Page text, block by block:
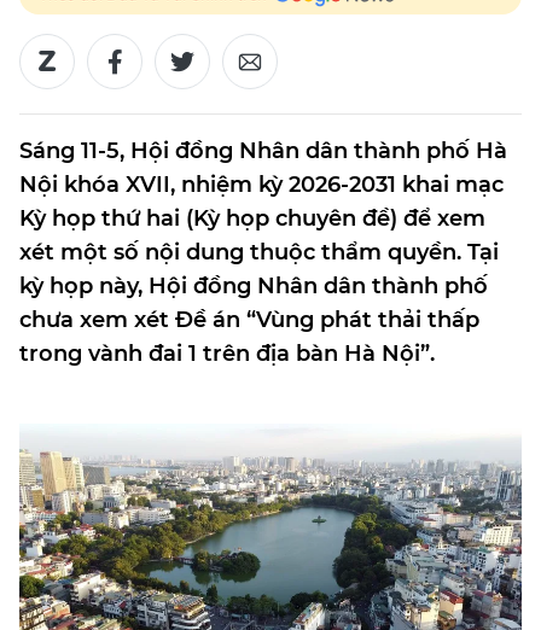
Sáng 11-5, Hội đồng Nhân dân thành phố Hà
Nội khóa XVII, nhiệm kỳ 2026-2031 khai mạc
Kỳ họp thứ hai (Kỳ họp chuyên đề) để xem
xét một số nội dung thuộc thẩm quyền. Tại
kỳ họp này, Hội đồng Nhân dân thành phố
chưa xem xét Đề án “Vùng phát thải thấp
trong vành đai 1 trên địa bàn Hà Nội”.